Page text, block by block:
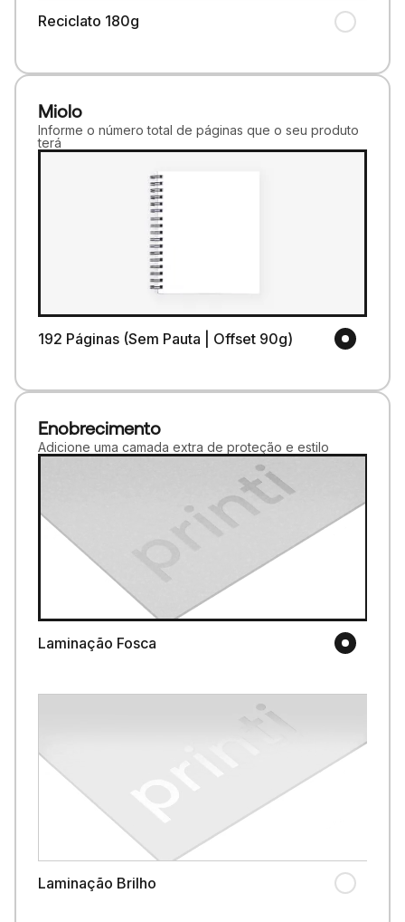
Reciclato 180g
Miolo
Informe o número total de páginas que o seu produto
terá
192 Páginas (Sem Pauta | Offset 90g)
Enobrecimento
Adicione uma camada extra de proteção e estilo
Laminação Fosca
Laminação Brilho